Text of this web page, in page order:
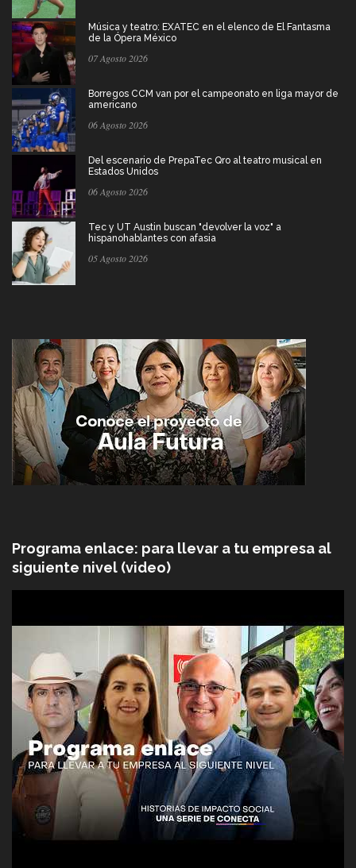
Música y teatro: EXATEC en el elenco de El Fantasma
de la Ópera México
07 Agosto 2026
Borregos CCM van por el campeonato en liga mayor de
americano
06 Agosto 2026
Del escenario de PrepaTec Qro al teatro musical en
Estados Unidos
06 Agosto 2026
Tec y UT Austin buscan "devolver la voz" a
hispanohablantes con afasia
05 Agosto 2026
Programa enlace: para llevar a tu empresa al
siguiente nivel (video)